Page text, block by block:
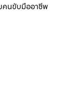
คนขับมืออาชีพ